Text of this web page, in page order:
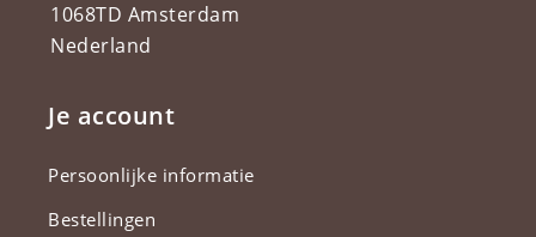
1068TD Amsterdam
Nederland
Je account
Persoonlijke informatie
Bestellingen